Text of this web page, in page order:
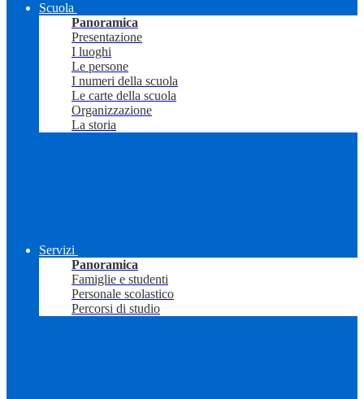
Scuola
Panoramica
Presentazione
I luoghi
Le persone
I numeri della scuola
Le carte della scuola
Organizzazione
La storia
Servizi
Panoramica
Famiglie e studenti
Personale scolastico
Percorsi di studio